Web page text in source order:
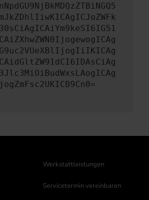
Werkstattleistungen
Servicetermin vereinbaren